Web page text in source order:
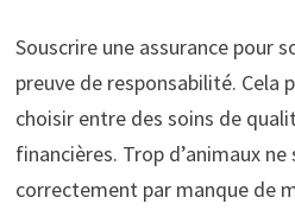
Souscrire une assurance pour
preuve de responsabilité. Cela
choisir entre des soins de
financières. Trop d’animaux
correctement par manque de